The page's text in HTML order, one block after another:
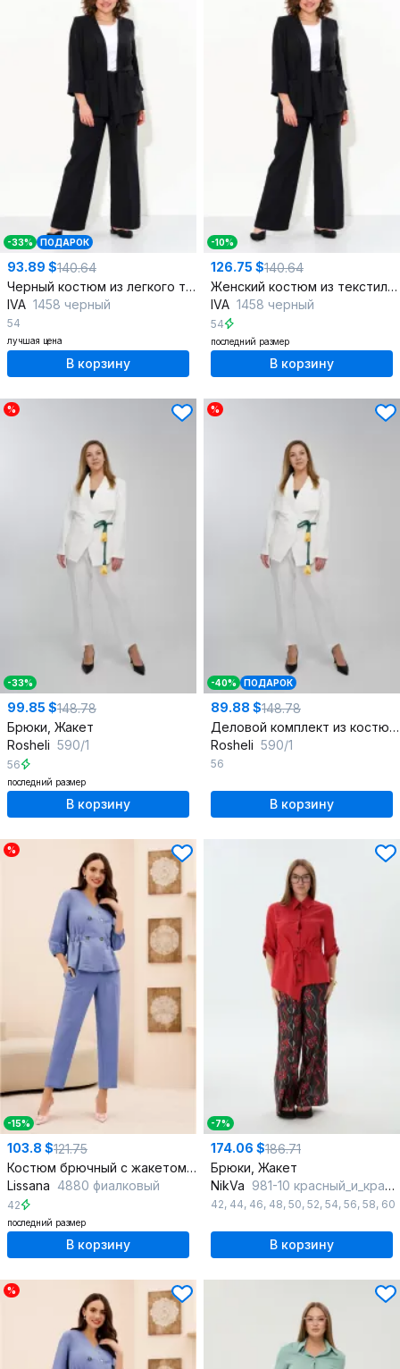
-33% ПОДАРОК
93.89 $140.64
Черный костюм из легкого текстиля с поясом и ремнями
IVA 1458 черный
54
лучшая цена
В корзину
-10%
126.75 $140.64
Женский костюм из текстиля с брюками и жакетом
IVA 1458 черный
54
последний размер
В корзину
%
-33%
99.85 $148.78
Брюки, Жакет
Rosheli 590/1
56
последний размер
В корзину
%
-40% ПОДАРОК
89.88 $148.78
Деловой комплект из костюмной ткани жакет и брюки
Rosheli 590/1
56
В корзину
%
-15%
103.8 $121.75
Костюм брючный с жакетом и леном для повседневного стиля
Lissana 4880 фиалковый
42
последний размер
В корзину
-7%
174.06 $186.71
Брюки, Жакет
NikVa 981-10 красный_и_красная_абстракция
42, 44, 46, 48, 50, 52, 54, 56, 58, 60
В корзину
%